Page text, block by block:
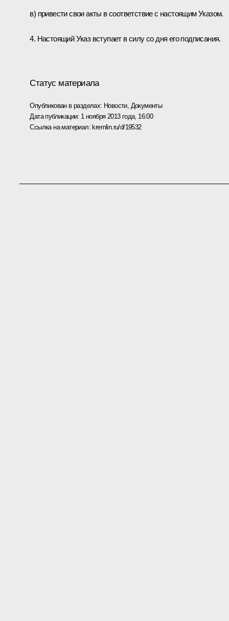
в) привести свои акты в соответствие с настоящим Указом.
4. Настоящий Указ вступает в силу со дня его подписания.
Статус материала
Опубликован в разделах: Новости, Документы
Дата публикации: 1 ноября 2013 года, 16:00
Ссылка на материал: kremlin.ru/d/19532